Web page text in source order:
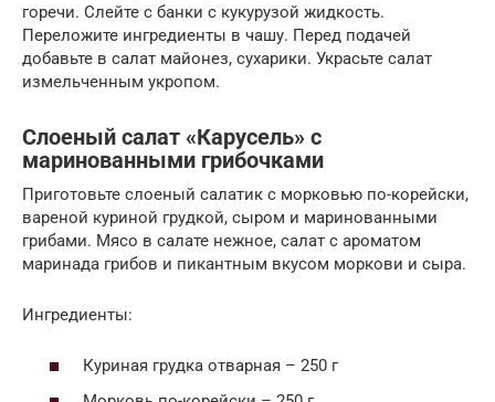
горечи. Слейте с банки с кукурузой жидкость.
Переложите ингредиенты в чашу. Перед подачей
добавьте в салат майонез, сухарики. Украсьте салат
измельченным укропом.
Слоеный салат «Карусель» с
маринованными грибочками
Приготовьте слоеный салатик с морковью по-корейски,
вареной куриной грудкой, сыром и маринованными
грибами. Мясо в салате нежное, салат с ароматом
маринада грибов и пикантным вкусом моркови и сыра.
Ингредиенты:
Куриная грудка отварная – 250 г